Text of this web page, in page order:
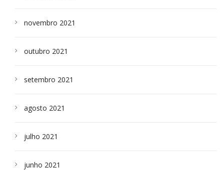
novembro 2021
outubro 2021
setembro 2021
agosto 2021
julho 2021
junho 2021